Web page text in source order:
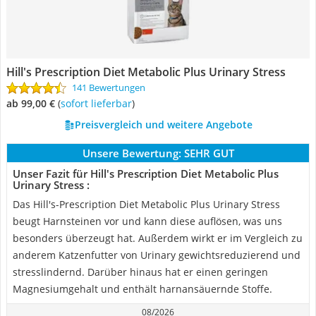
Hill's Prescription Diet Metabolic Plus Urinary Stress
141 Bewertungen
ab 99,00 € ( Sofort lieferbar)
Preisvergleich und weitere Angebote
Unsere Bewertung: SEHR GUT
Unser Fazit für Hill's Prescription Diet Metabolic Plus
Urinary Stress :
Das Hill's-Prescription Diet Metabolic Plus Urinary Stress
beugt Harnsteinen vor und kann diese auflösen, was uns
besonders überzeugt hat. Außerdem wirkt er im Vergleich zu
anderem Katzenfutter von Urinary gewichtsreduzierend und
stresslindernd. Darüber hinaus hat er einen geringen
Magnesiumgehalt und enthält harnansäuernde Stoffe.
08/2026